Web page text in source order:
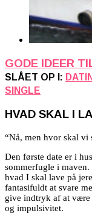
GODE IDEER
SLÅET OP I:
SINGLE
HVAD SKAL I
“Nå, men hvor skal vi
Den første date er i
sommerfugle i maven.
hvad I skal lave på
fantasifuldt at svare
give indtryk af at være
og impulsivitet.